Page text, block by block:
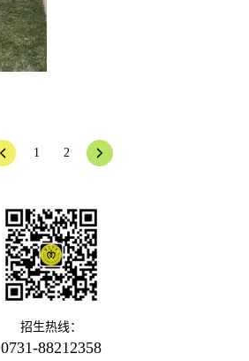
1 2
招生热线：
0731-88212358